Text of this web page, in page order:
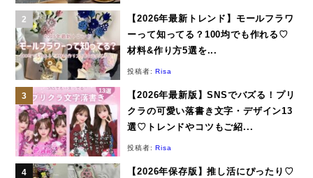
【2026年最新トレンド】モールフラワ
ーって知ってる？100均でも作れる♡
材料&作り方5選を...
投稿者: Risa
【2026年最新版】SNSでバズる！プリ
クラの可愛い落書き文字・デザイン13
選♡トレンドやコツもご紹...
投稿者: Risa
【2026年保存版】推し活にぴったり♡